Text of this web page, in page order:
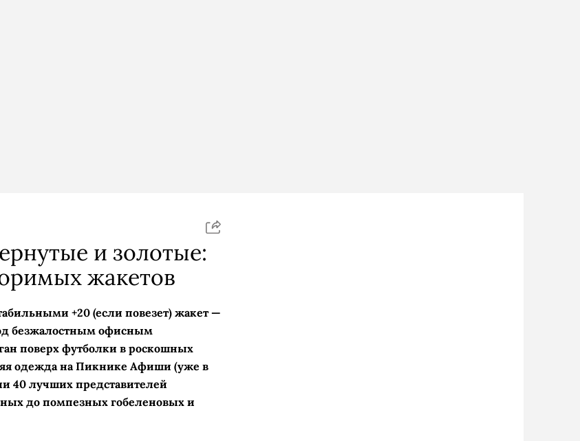
и золотые:
жакетов
+20 (если повезет) жакет —
безжалостным офисным
поверх футболки в роскошных
одежда на Пикнике Афиши (уже в
40 лучших представителей
до помпезных гобеленовых и